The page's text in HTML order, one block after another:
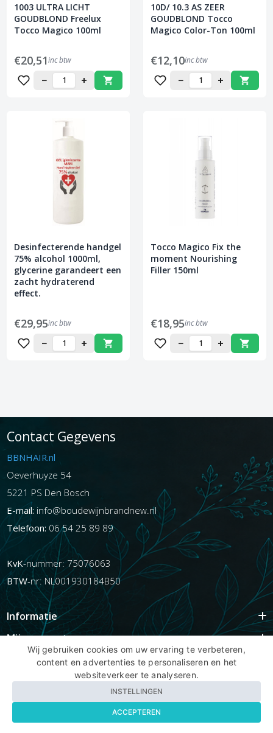
1003 ULTRA LICHT
GOUDBLOND Freelux
Tocco Magico 100ml
€20,51inc btw
− +
10D/ 10.3 AS ZEER
GOUDBLOND Tocco
Magico Color-Ton 100ml
€12,10inc btw
− +
Desinfecterende handgel
75% alcohol 1000ml,
glycerine garandeert een
zacht hydraterend
effect.
€29,95inc btw
− +
Tocco Magico Fix the
moment Nourishing
Filler 150ml
€18,95inc btw
− +
Contact Gegevens
BBNHAIR.nl
Oeverhuyze 54
5221 PS Den Bosch
E-mail: info@boudewijnbrandnew.nl
Telefoon: 06 54 25 89 89
KvK-nummer: 75076063
BTW-nr: NL001930184B50
Informatie
Mijn account
Populaire Tags
Wij gebruiken cookies om uw ervaring te verbeteren,
content en advertenties te personaliseren en het
websiteverkeer te analyseren.
INSTELLINGEN
ACCEPTEREN